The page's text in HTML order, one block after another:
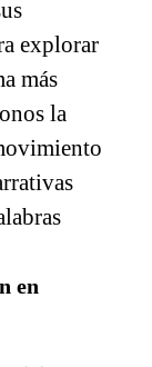
explorar
más
la
en